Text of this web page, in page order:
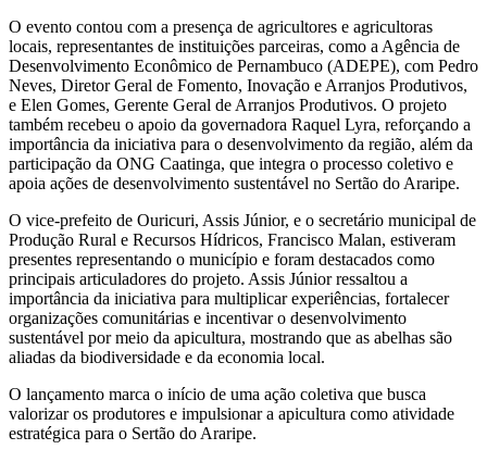
O evento contou com a presença de agricultores e agricultoras
locais, representantes de instituições parceiras, como a Agência de
Desenvolvimento Econômico de Pernambuco (ADEPE), com Pedro
Neves, Diretor Geral de Fomento, Inovação e Arranjos Produtivos,
e Elen Gomes, Gerente Geral de Arranjos Produtivos. O projeto
também recebeu o apoio da governadora Raquel Lyra, reforçando a
importância da iniciativa para o desenvolvimento da região, além da
participação da ONG Caatinga, que integra o processo coletivo e
apoia ações de desenvolvimento sustentável no Sertão do Araripe.
O vice-prefeito de Ouricuri, Assis Júnior, e o secretário municipal de
Produção Rural e Recursos Hídricos, Francisco Malan, estiveram
presentes representando o município e foram destacados como
principais articuladores do projeto. Assis Júnior ressaltou a
importância da iniciativa para multiplicar experiências, fortalecer
organizações comunitárias e incentivar o desenvolvimento
sustentável por meio da apicultura, mostrando que as abelhas são
aliadas da biodiversidade e da economia local.
O lançamento marca o início de uma ação coletiva que busca
valorizar os produtores e impulsionar a apicultura como atividade
estratégica para o Sertão do Araripe.